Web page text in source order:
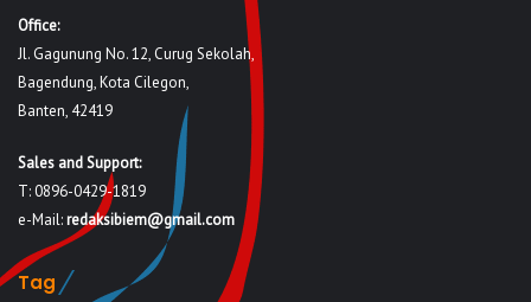
Office:
Jl. Gagunung No. 12, Curug Sekolah,
Bagendung, Kota Cilegon,
Banten, 42419
Sales and Support:
T: 0896-0429-1819
e-Mail:redaksibiem@gmail.com
Tag